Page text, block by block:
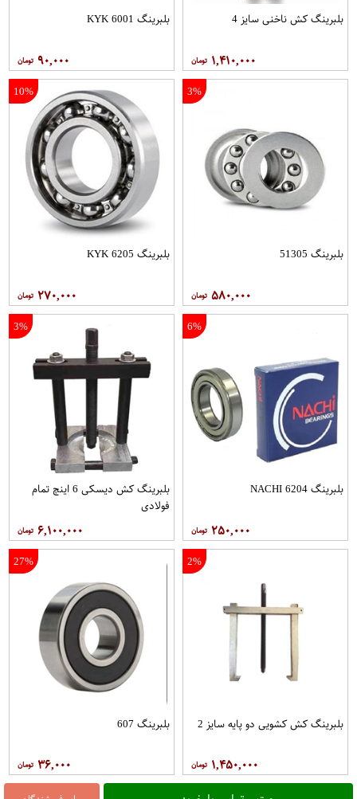
بلبرینگ کش ناخنی سایز 4
۱,۴۱۰,۰۰۰
بلبرینگ 6001 KYK
۹۰,۰۰۰
3%
بلبرینگ 51305
۵۸۰,۰۰۰
10%
بلبرینگ 6205 KYK
۲۷۰,۰۰۰
6%
بلبرینگ 6204 NACHI
۲۵۰,۰۰۰
3%
بلبرینگ کش دیسکی 6 اینچ تمام
فولادی
۶,۱۰۰,۰۰۰
2%
بلبرینگ کش کشویی دو پایه سایز 2
۱,۴۵۰,۰۰۰
27%
بلبرینگ 607
۳۶,۰۰۰